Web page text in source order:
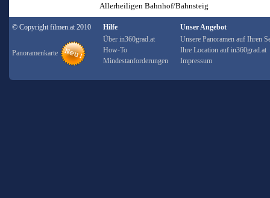
Allerheiligen Bahnhof/Bahnsteig
© Copyright filmen.at 2010
Panoramenkarte
Hilfe
Über in360grad.at
How-To
Mindestanforderungen
Unser Angebot
Unsere Panoramen auf Ihren
Ihre Location auf in360grad.at
Impressum